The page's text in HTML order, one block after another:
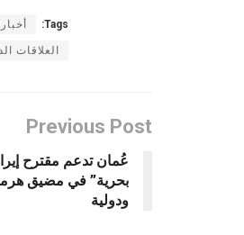
Tags:
العلاقات
Previous Post
عُمان تدعم مقترح
بحرية” في مضيق
ودولية